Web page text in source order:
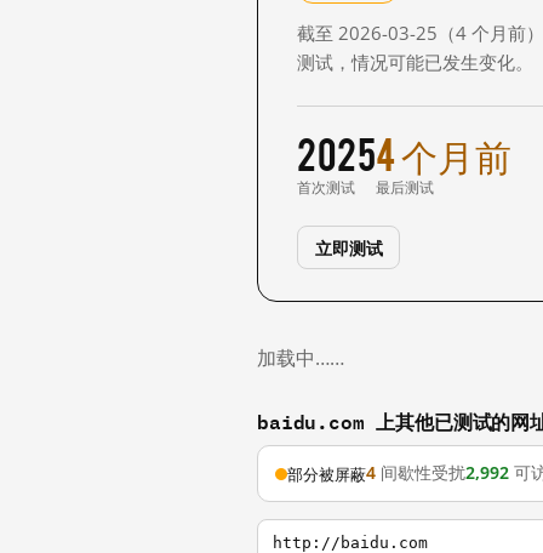
截至 2026-03-25（4 个月前
测试，情况可能已发生变化。
2025
首次测试
4 个月前
最后测试
立即测试
加载中……
baidu.com 上其他已测试的网
部分被屏蔽4 间歇性受扰2,992 可
http://baidu.com